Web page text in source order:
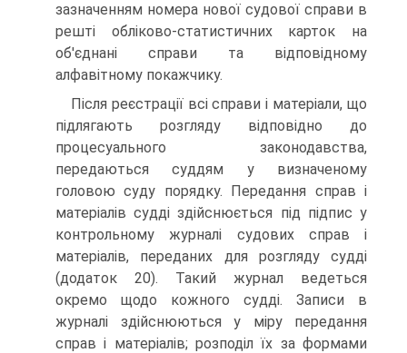
зазначенням номера нової судової справи в
решті обліково-статистичних карток на
об'єднані справи та відповідному
алфавітному покажчику.
Після реєстрації всі справи і матеріали, що
підлягають розгляду відповідно до
процесуального законодавства,
передаються суддям у визначеному
головою суду порядку. Передання справ і
матеріалів судді здійснюється під підпис у
контрольному журналі судових справ і
матеріалів, переданих для розгляду судді
(додаток 20). Такий журнал ведеться
окремо щодо кожного судді. Записи в
журналі здійснюються у міру передання
справ і матеріалів; розподіл їх за формами